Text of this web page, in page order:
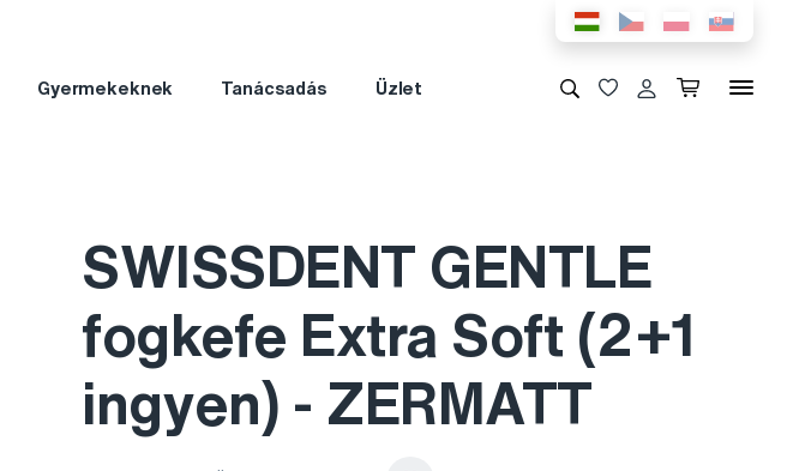
Gyermekeknek Tanácsadás Üzlet
SWISSDENT GENTLE
fogkefe Extra Soft (2+1
ingyen) - ZERMATT